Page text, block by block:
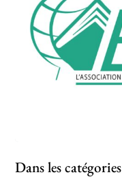
Dans les catégories